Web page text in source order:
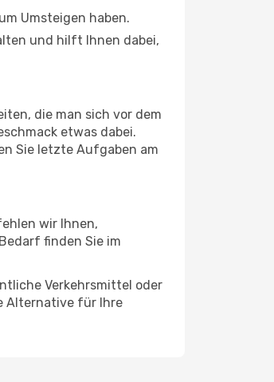
Umsteigen haben.
und hilft Ihnen dabei,
die man sich vor dem
etwas dabei.
Sie letzte Aufgaben am
wir Ihnen,
finden Sie im
Verkehrsmittel oder
Alternative für Ihre